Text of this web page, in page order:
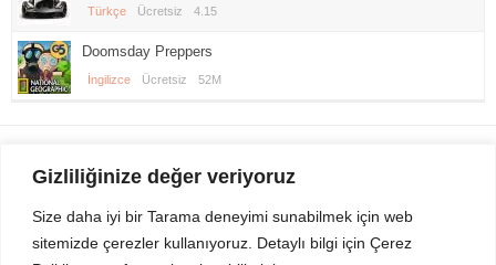
Gizliliğinize değer veriyoruz
Size daha iyi bir Tarama deneyimi sunabilmek için web
sitemizde çerezler kullanıyoruz. Detaylı bilgi için Çerez
Türkçe Ücretsiz 4.15
Doomsday Preppers
İngilizce Ücretsiz 52M
Gezi Seyahat indirvip apk
Sitemizden Son sürüm Program, Android Uygulama, Android Oyun, Apk